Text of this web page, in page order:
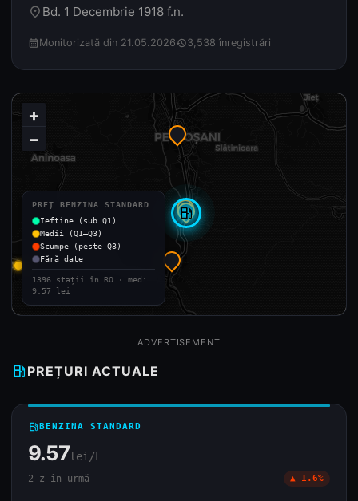
place Bd. 1 Decembrie 1918 f.n.
calendar_month Monitorizată din 21.05.2026history3,538 înregistrări
local_gas_station
+
−
PREȚ BENZINA STANDARD
Ieftine (sub Q1)
Medii (Q1–Q3)
Scumpe (peste Q3)
Fără date
1396 stații în RO · med:
9.57 lei
ADVERTISEMENT
local_gas_station PREȚURI ACTUALE
local_gas_stationBENZINA STANDARD
9.57lei/L
2 z în urmă ▲ 1.6%